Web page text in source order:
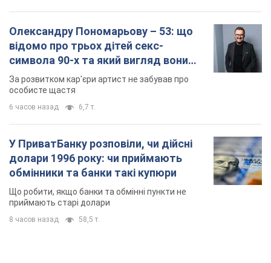
Олександру Пономарьову – 53: що
відомо про трьох дітей секс-
символа 90-х та який вигляд вони
мають
За розвитком кар'єри артист не забував про
особисте щастя
6 часов назад 6,7 т.
У ПриватБанку розповіли, чи дійсні
долари 1996 року: чи приймають
обмінники та банки такі купюри
Що робити, якщо банки та обмінні пункти не
приймають старі долари
8 часов назад 58,5 т.